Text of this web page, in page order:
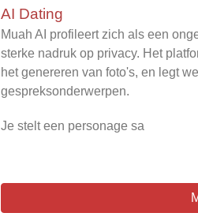
AI Dating
Muah AI profileert zich als een
sterke nadruk op privacy. Het
het genereren van foto's, en legt
gespreksonderwerpen.
Je stelt een personage sa